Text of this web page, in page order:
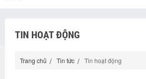
TIN HOẠT ĐỘNG
Trang chủ Tin tức Tin hoạt động